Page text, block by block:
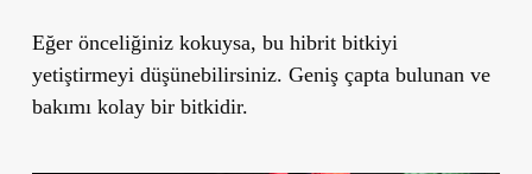
Eğer önceliğiniz kokuysa, bu hibrit bitkiyi
yetiştirmeyi düşünebilirsiniz. Geniş çapta bulunan ve
bakımı kolay bir bitkidir.